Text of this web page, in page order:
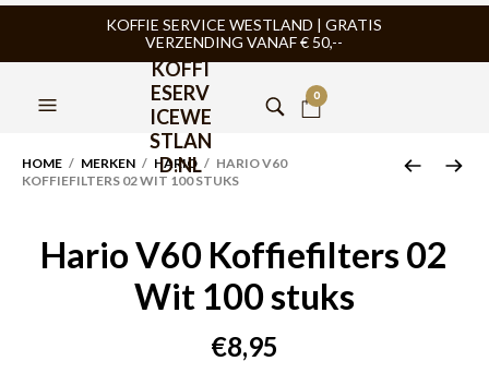
KOFFIE SERVICE WESTLAND | GRATIS
VERZENDING VANAF € 50,--
KOFFI
ESERV
ICEWE
STLAN
D.NL
0
HOME / MERKEN / HARIO / HARIO V60
KOFFIEFILTERS 02 WIT 100 STUKS
Hario V60 Koffiefilters 02
Wit 100 stuks
€8,95